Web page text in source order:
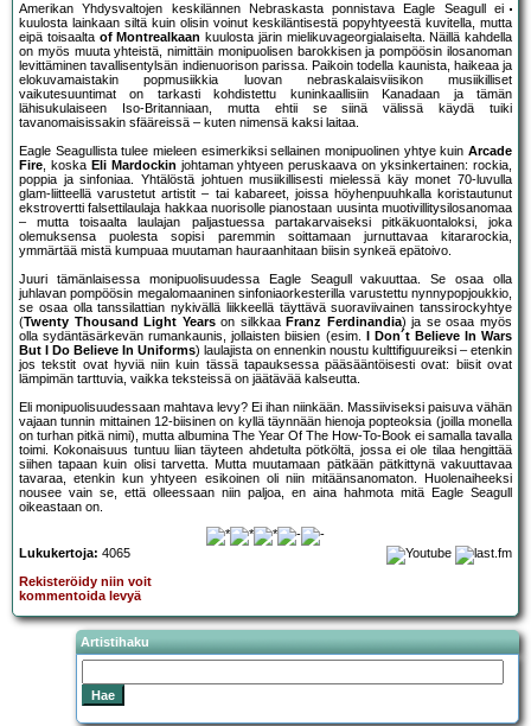
Amerikan Yhdysvaltojen keskilännen Nebraskasta ponnistava Eagle Seagull ei
kuulosta lainkaan siltä kuin olisin voinut keskiläntisestä popyhtyeestä kuvitella, mutta
eipä toisaalta of Montrealkaan kuulosta järin mielikuvageorgialaiselta. Näillä kahdella
on myös muuta yhteistä, nimittäin monipuolisen barokkisen ja pompöösin ilosanoman
levittäminen tavallisentylsän indienuorison parissa. Paikoin todella kaunista, haikeaa ja
elokuvamaistakin popmusiikkia luovan nebraskalaisviisikon musiikilliset
vaikutesuuntimat on tarkasti kohdistettu kuninkaallisiin Kanadaan ja tämän
lähisukulaiseen Iso-Britanniaan, mutta ehtii se siinä välissä käydä tuiki
tavanomaisissakin sfääreissä – kuten nimensä kaksi laitaa.
Eagle Seagullista tulee mieleen esimerkiksi sellainen monipuolinen yhtye kuin Arcade
Fire, koska Eli Mardockin johtaman yhtyeen peruskaava on yksinkertainen: rockia,
poppia ja sinfoniaa. Yhtälöstä johtuen musiikillisesti mielessä käy monet 70-luvulla
glam-liitteellä varustetut artistit – tai kabareet, joissa höyhenpuuhkalla koristautunut
ekstrovertti falsettilaulaja hakkaa nuorisolle pianostaan uusinta muotivillitysilosanomaa
– mutta toisaalta laulajan paljastuessa partakarvaiseksi pitkäkuontaloksi, joka
olemuksensa puolesta sopisi paremmin soittamaan jurnuttavaa kitararockia,
ymmärtää mistä kumpuaa muutaman hauraanhitaan biisin synkeä epätoivo.
Juuri tämänlaisessa monipuolisuudessa Eagle Seagull vakuuttaa. Se osaa olla
juhlavan pompöösin megalomaaninen sinfoniaorkesterilla varustettu nynnypopjoukkio,
se osaa olla tanssilattian nykivällä liikkeellä täyttävä suoraviivainen tanssirockyhtye
(Twenty Thousand Light Yearson silkkaa Franz Ferdinandia) ja se osaa myös
olla sydäntäsärkevän rumankaunis, jollaisten biisien (esim.
I Don´t Believe In Wars
But I Do Believe In Uniforms) laulajista on ennenkin noustu kulttifiguureiksi – etenkin
jos tekstit ovat hyviä niin kuin tässä tapauksessa pääsääntöisesti ovat: biisit ovat
lämpimän tarttuvia, vaikka teksteissä on jäätävää kalseutta.
Eli monipuolisuudessaan mahtava levy? Ei ihan niinkään. Massiiviseksi paisuva vähän
vajaan tunnin mittainen 12-biisinen on kyllä täynnään hienoja popteoksia (joilla monella
on turhan pitkä nimi), mutta albumina The Year Of The How-To-Book ei samalla tavalla
toimi. Kokonaisuus tuntuu liian täyteen ahdetulta pötköltä, jossa ei ole tilaa hengittää
siihen tapaan kuin olisi tarvetta. Mutta muutamaan pätkään pätkittynä vakuuttavaa
tavaraa, etenkin kun yhtyeen esikoinen oli niin mitäänsanomaton. Huolenaiheeksi
nousee vain se, että olleessaan niin paljoa, en aina hahmota mitä Eagle Seagull
oikeastaan on.
Lukukertoja: 4065
Rekisteröidy niin voit
kommentoida levyä
Artistihaku